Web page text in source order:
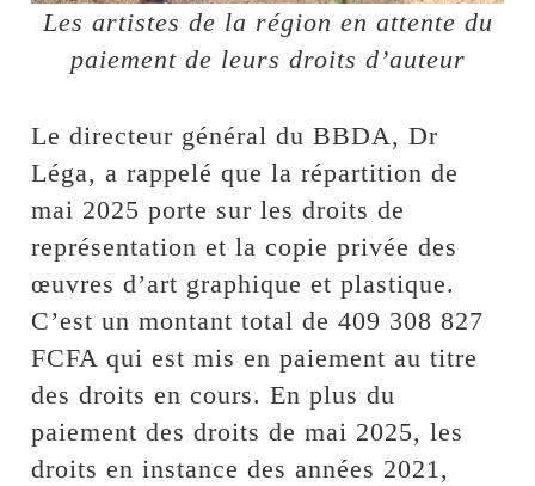
Les artistes de la région en attente du
paiement de leurs droits d’auteur
Le directeur général du BBDA, Dr
Léga, a rappelé que la répartition de
mai 2025 porte sur les droits de
représentation et la copie privée des
œuvres d’art graphique et plastique.
C’est un montant total de 409 308 827
FCFA qui est mis en paiement au titre
des droits en cours. En plus du
paiement des droits de mai 2025, les
droits en instance des années 2021,